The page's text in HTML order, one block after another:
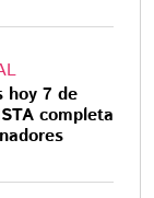
hoy 7 de
completa